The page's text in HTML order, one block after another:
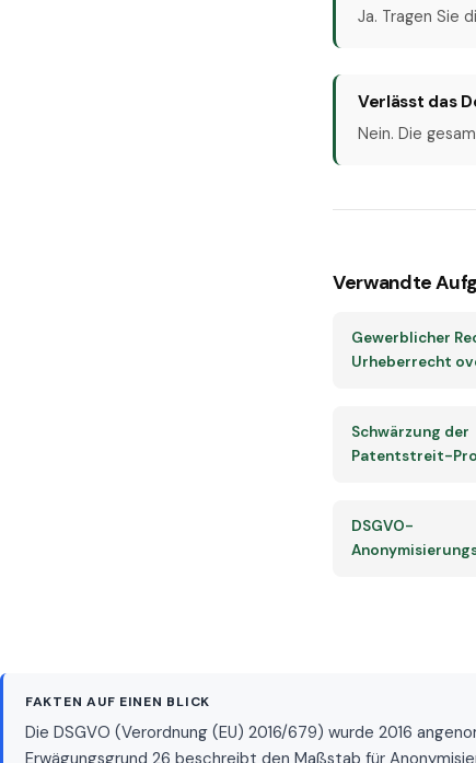
Ja. Tragen Sie
Verlässt das
Nein. Die
Verwandte
Gewerblicher
Urheberrecht
Schwärzung der
Patentstreit-
DSGVO-
FAKTEN AUF EINEN BLICK
Die DSGVO (Verordnung (EU) 2016/679) wurde 2016